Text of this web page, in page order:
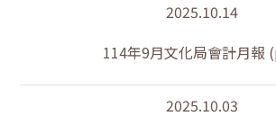
2025.10.14
114年9月文化局會計月報
2025.10.03